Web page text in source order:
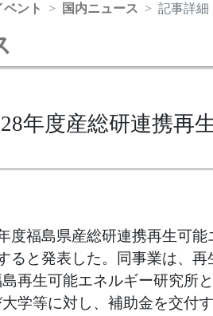
ント 国内ニュース 記事詳細
年度産総研連携再
度福島県産総研連携再生可
ると発表した。同事業は、
再生可能エネルギー研究所
学等に対し、補助金を交付